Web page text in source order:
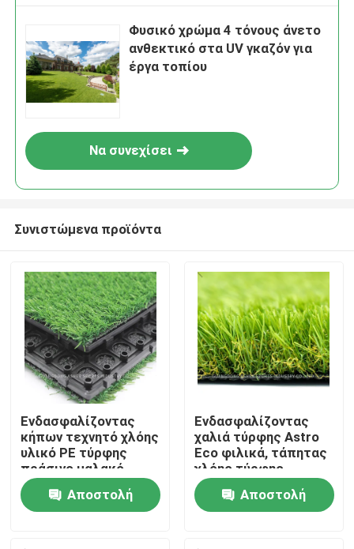
Αρχική
Προϊόντα
Φυσικό χρώμα 4 τόνους άνετο
ανθεκτικό στα UV γκαζόν για
έργα τοπίου
Να συνεχίσει
Συνιστώμενα προϊόντα
Ενδασφαλίζοντας
κήπων τεχνητό χλόης
υλικό PE τύρφης
πράσινο μαλακό
Αποστολή
Ενδασφαλίζοντας
χαλιά τύρφης Astro
Eco φιλικά, τάπητας
χλόης τύρφης
μετρητής 8 ίντσας
Αποστολή